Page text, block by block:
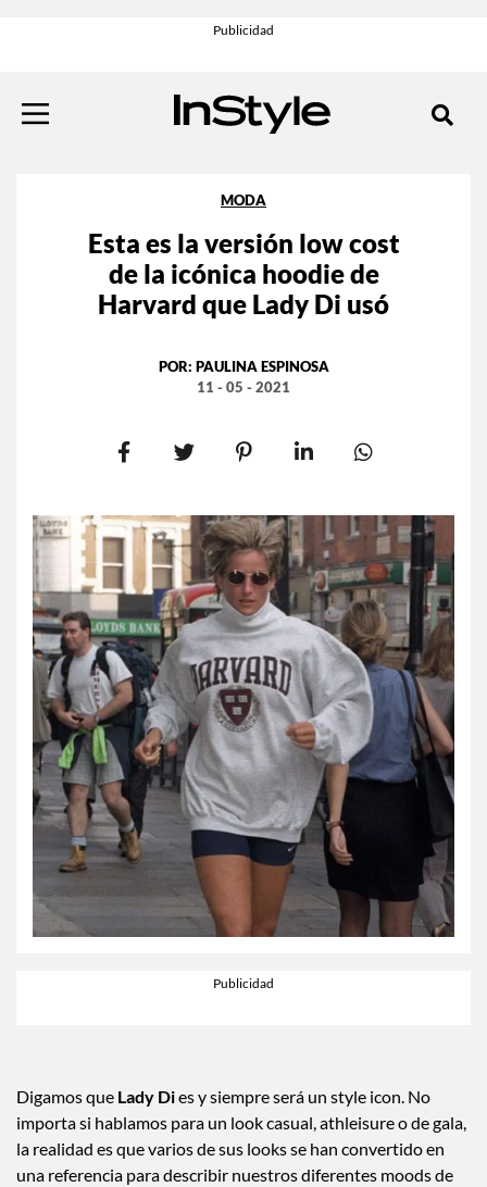
MODA
Esta es la versión low cost
de la icónica hoodie de
Harvard que Lady Di usó
POR: PAULINA ESPINOSA
11 - 05 - 2021
Digamos queLady Dies y siempre será un style icon. No
importa si hablamos para un look casual, athleisure o de gala,
la realidad es que varios de sus looks se han convertido en